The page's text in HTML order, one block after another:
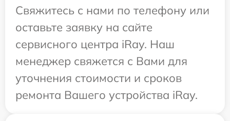
Свяжитесь с нами по телефону или
оставьте заявку на сайте
сервисного центра iRay. Наш
менеджер свяжется с Вами для
уточнения стоимости и сроков
ремонта Вашего устройства iRay.